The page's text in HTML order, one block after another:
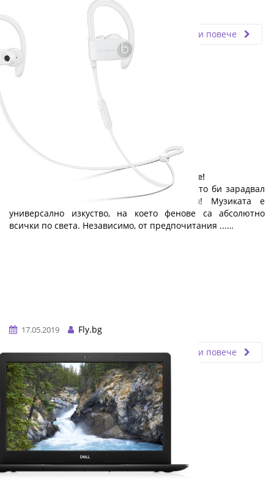
Fly.bg
Прочети повече
Малък дар с голяма стойност: слушалките!
Ето един чудесен и достъпен подарък, който би зарадвал
всеки абитуриент: качествени слушалки! Музиката е
универсално изкуство, на което фенове са абсолютно
всички по света. Независимо, от предпочитания ...…
17.05.2019
Fly.bg
Прочети повече